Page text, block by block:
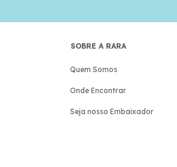
SOBRE A RARA
Quem Somos
Onde Encontrar
Seja nosso Embaixador